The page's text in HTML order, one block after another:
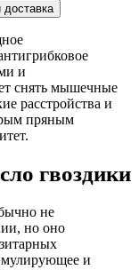
и
снять мышечные
расстройства и
пряным
гвоздики
не
но оно
и